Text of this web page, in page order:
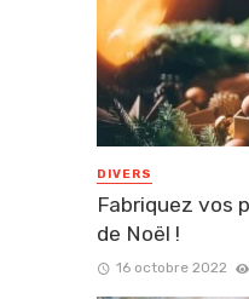
DIVERS
Fabriquez vos
de Noël !
16 octobre 2022